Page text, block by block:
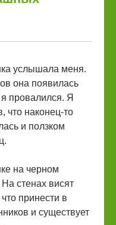
услышала меня.
она появилась
провалился. Я
что наконец-то
и ползком
на черном
стенах висят
принести в
и существует